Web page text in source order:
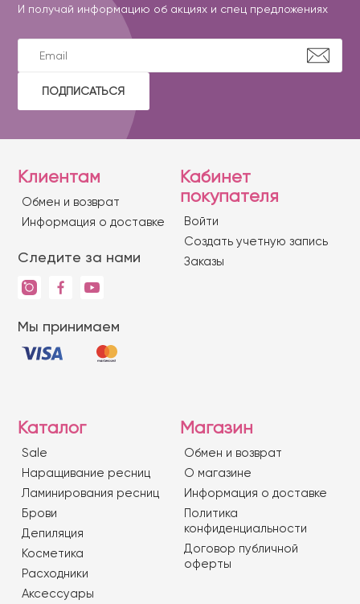
И получай информацию об акциях и спец предложениях
ПОДПИСАТЬСЯ
Клиентам
Обмен и возврат
Информация о доставке
Следите за нами
Мы принимаем
Кабинет
покупателя
Войти
Создать учетную запись
Заказы
Каталог
Sale
Наращивание ресниц
Ламинирования ресниц
Брови
Депиляция
Косметика
Расходники
Аксессуары
Магазин
Обмен и возврат
О магазине
Информация о доставке
Политика
конфиденциальности
Договор публичной
оферты